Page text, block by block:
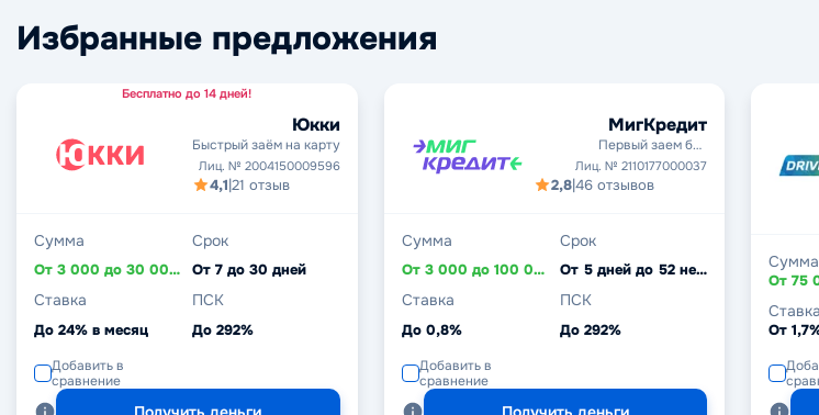
Избранные предложения
Бесплатно до 14 дней!
Юкки
Быстрый заём на карту
Лиц. № 2004150009596
4,1|21 отзыв
Сумма
От 3 000 до 30 000 ₽
Срок
От 7 до 30 дней
Ставка
До 24% в месяц
ПСК
До 292%
Добавить в
сравнение
МигКредит
Первый заем без
процентов
Лиц. № 2110177000037
2,8|46 отзывов
Сумма
От 3 000 до 100 000 ₽
Срок
От 5 дней до 52 недель
Ставка
До 0,8%
ПСК
До 292%
Добавить в
сравнение
Сумма
Ставка